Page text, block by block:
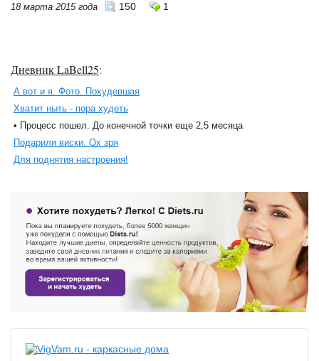
18 марта 2015 года 150 1
Дневник LaBell25:
А вот и я. Фото. Похудевшая
Хватит ныть - пора худеть
• Процесс пошел. До конечной точки еще 2,5 месяца
Подарили виски. Ох зря
Для поднятия настроения!